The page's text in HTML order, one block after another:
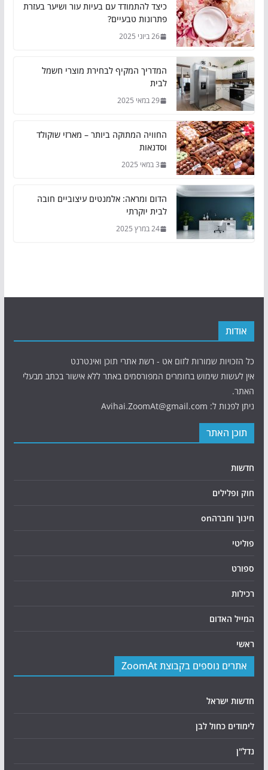
כיצד להתמודד עם בעיות עור ושיער בעזרת
פתרונות טבעיים?
26 ביוני 2025
המדריך המקיף לבחירת מוצרי חשמל
לבית
29 במאי 2025
החוויה המתוקה ביותר – מארזי שוקולד
וסדנאות
3 במאי 2025
הדום ומראה: אלמנטים עיצוביים חובה
לבית יוקרתי
24 במרץ 2025
אודות
כל הזכויות שמורות לזום אט - רשת אתרי תוכן ואינטרנט
אין לעשות שימוש בחומרים המפורסמים באתר ללא אישור בכתב מבעלי
האתר.
ניתן לפנות ל: Avihai.ZoomAt@gmail.com
תוכן האתר
חדשות
חוק ופלילים
חינוך וחברהon
פוליטי
ספורט
רכילות
המייל האדום
ראשי
אתרים נוספים בקבוצת ZoomAt
חדשות ישראל
לימודים כחול לבן
נדל"ן